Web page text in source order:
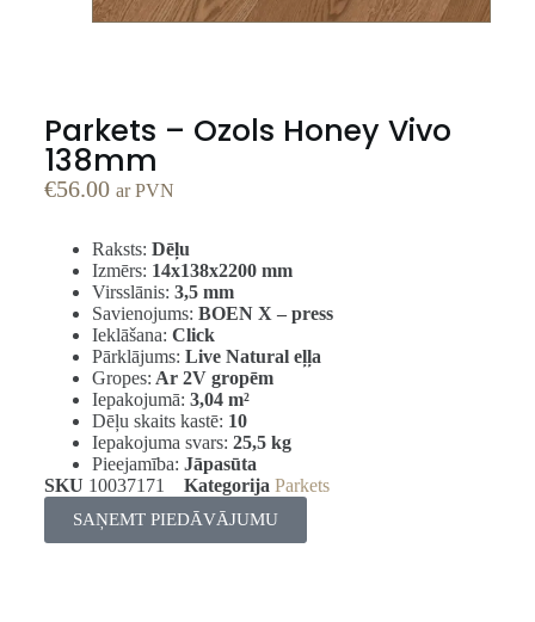
Parkets – Ozols Honey Vivo
138mm
€56.00 ar PVN
Raksts: Dēļu
Izmērs: 14x138x2200 mm
Virsslānis: 3,5 mm
Savienojums: BOEN X – press
Ieklāšana: Click
Pārklājums: Live Natural eļļa
Gropes: Ar 2V gropēm
Iepakojumā: 3,04 m²
Dēļu skaits kastē: 10
Iepakojuma svars: 25,5 kg
Pieejamība: Jāpasūta
SKU 10037171 Kategorija Parkets
SAŅEMT PIEDĀVĀJUMU